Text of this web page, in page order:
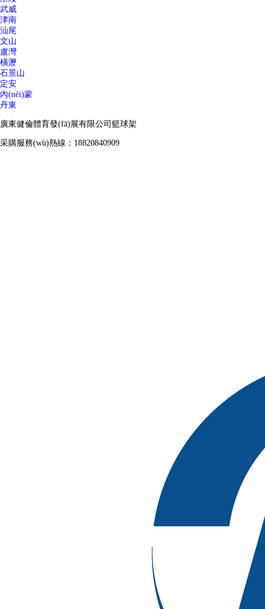
武威
津南
汕尾
文山
盧灣
橫瀝
石景山
定安
內(nèi)蒙
丹東
廣東健倫體育發(fā)展有限公司籃球架
采購服務(wù)熱線：18820840909